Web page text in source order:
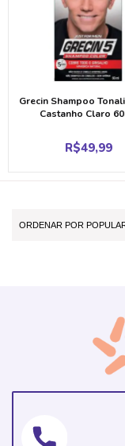
Grecin Shampoo
Castanho Claro
R$49,99